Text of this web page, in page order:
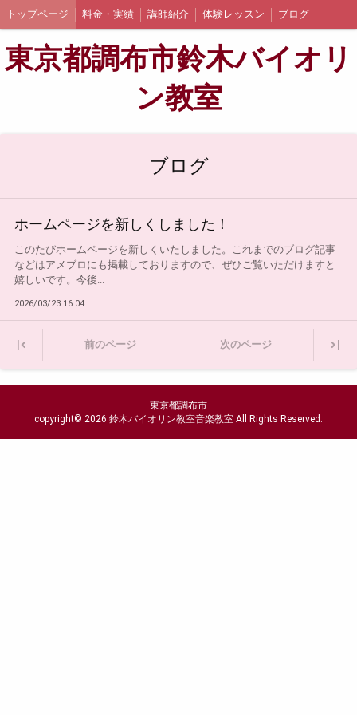
トップページ 料金・実績 講師紹介 体験レッスン ブログ
東京都調布市鈴木バイオリ
ン教室
ブログ
ホームページを新しくしました！
このたびホームページを新しくいたしました。これまでのブログ記事
などはアメブロにも掲載しておりますので、ぜひご覧いただけますと
嬉しいです。今後...
2026/03/23 16:04
| 前のページ 次のページ |
東京都調布市
copyright© 2026 鈴木バイオリン教室音楽教室 All Rights Reserved.